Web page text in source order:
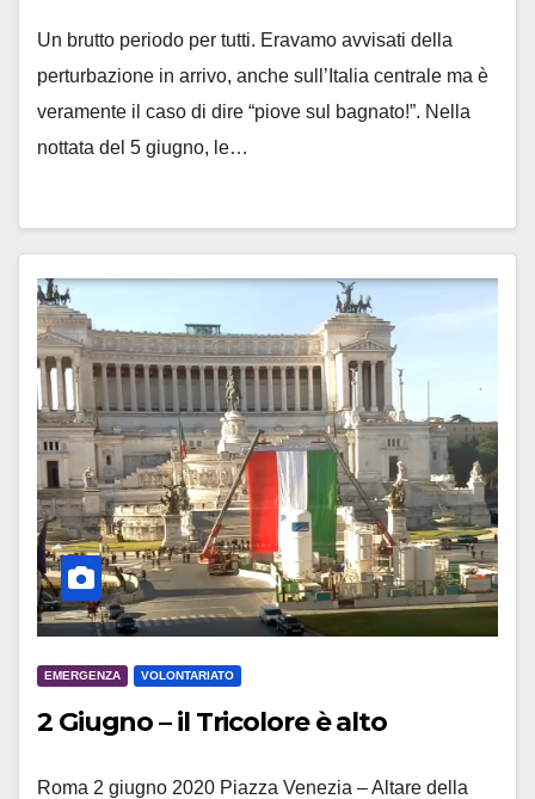
Un brutto periodo per tutti. Eravamo avvisati della
perturbazione in arrivo, anche sull’Italia centrale ma è
veramente il caso di dire “piove sul bagnato!”. Nella
nottata del 5 giugno, le…
EMERGENZA VOLONTARIATO
2 Giugno – il Tricolore è alto
Roma 2 giugno 2020 Piazza Venezia – Altare della